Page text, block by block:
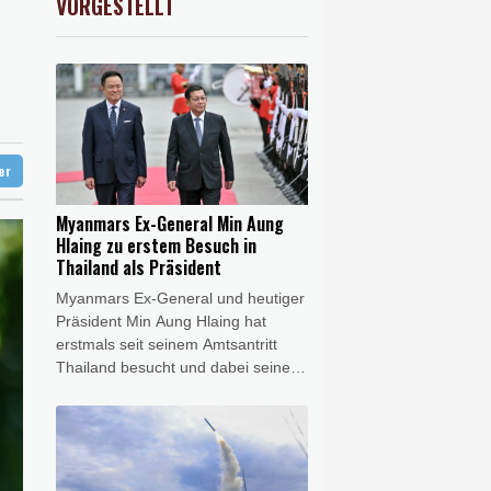
-0.08%
Myanmars Ex-General Min Aung
Hlaing zu erstem Besuch in
Thailand als Präsident
Myanmars Ex-General und heutiger
Präsident Min Aung Hlaing hat
erstmals seit seinem Amtsantritt
Thailand besucht und dabei seine
der Beziehungen seines Landes zu
den anderen Staaten der Region
zum Ausdruck gebracht. Die
Beziehungen zu den